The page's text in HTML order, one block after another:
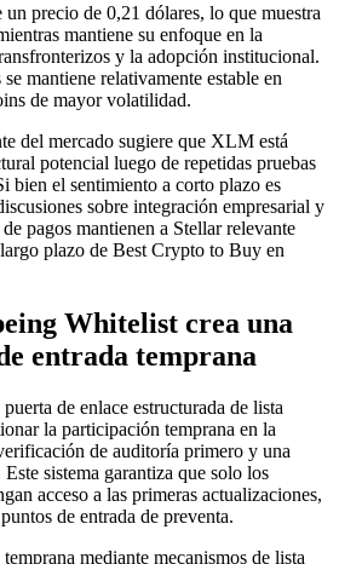
precio de 0,21 dólares, lo que muestra
mantiene su enfoque en la
y la adopción institucional.
mantiene relativamente estable en
de mayor volatilidad.
del mercado sugiere que XLM está
potencial luego de repetidas pruebas
bien el sentimiento a corto plazo es
sobre integración empresarial y
pagos mantienen a Stellar relevante
plazo de Best Crypto to Buy en
Whitelist crea una
entrada temprana
de enlace estructurada de lista
la participación temprana en la
de auditoría primero y una
sistema garantiza que solo los
acceso a las primeras actualizaciones,
de entrada de preventa.
mediante mecanismos de lista